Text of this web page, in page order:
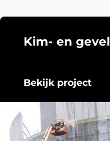
Kim- en
Bekijk project